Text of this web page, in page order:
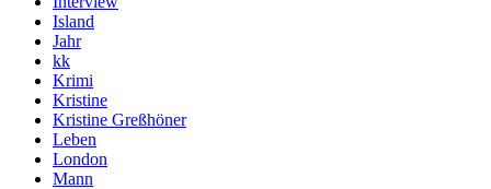
Island
Jahr
kk
Krimi
Kristine
Kristine Greßhöner
Leben
London
Mann